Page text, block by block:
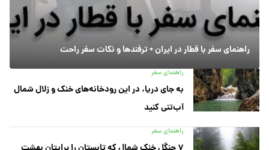
راهنمای سفر با قطار در ایران + ترفندها و نکات سفر راحت
راهنمای سفر
به جای دریا، در این رودخانه‌های خنک و زلال شمال
آب‌تنی کنید
راهنمای سفر